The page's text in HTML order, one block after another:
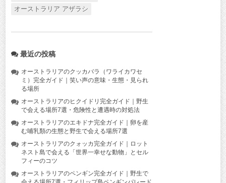
オーストラリア アザラシ
最近の投稿
オーストラリアのクッカバラ（ワライカワセ
ミ）完全ガイド｜笑い声の意味・生態・見られ
る場所
オーストラリアのヒクイドリ完全ガイド｜野生
で会える場所7選・危険性と遭遇時の対処法
オーストラリアのエキドナ完全ガイド｜卵を産
む哺乳類の生態と野生で会える場所7選
オーストラリアのクォッカ完全ガイド｜ロット
ネスト島で会える「世界一幸せな動物」とセル
フィーのコツ
オーストラリアのペンギン完全ガイド｜野生で